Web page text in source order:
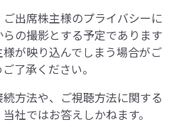
出席株主様のプライバシーに
の撮影とする予定であります
が映り込んでしまう場合がご
了承ください。
方法や、ご視聴方法に関する
社ではお答えしかねます。